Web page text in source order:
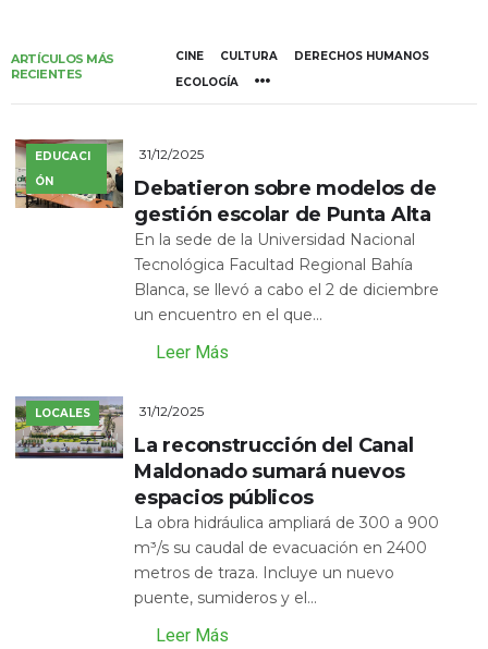
ARTÍCULOS MÁS
RECIENTES
CINE CULTURA
DERECHOS HUMANOS
ECOLOGÍA
EDUCACI
ÓN
31/12/2025
Debatieron sobre modelos de
gestión escolar de Punta Alta
En la sede de la Universidad Nacional
Tecnológica Facultad Regional Bahía
Blanca, se llevó a cabo el 2 de diciembre
un encuentro en el que...
Leer Más
LOCALES 31/12/2025
La reconstrucción del Canal
Maldonado sumará nuevos
espacios públicos
La obra hidráulica ampliará de 300 a 900
m³/s su caudal de evacuación en 2400
metros de traza. Incluye un nuevo
puente, sumideros y el...
Leer Más